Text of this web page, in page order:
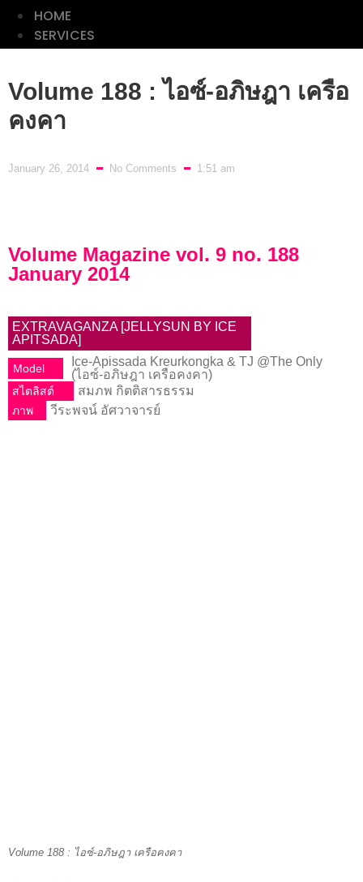
HOME
SERVICES
ลลนา
แกม
LIST
SERVICES
ลลนา
ดิฉัน
Volume 188 : ไอซ์-อภิษฎา เครือ
คงคา
January 26, 2014 No Comments 1:51 am
Volume Magazine vol. 9 no. 188
January 2014
EXTRAVAGANZA [JELLYSUN BY ICE
APITSADA]
Model
Ice-Apissada Kreurkongka & TJ @The Only
(ไอซ์-อภิษฎา เครือคงคา)
สไตลิสต์ สมภพ กิตติสารธรรม
ภาพ วีระพจน์ อัศวาจารย์
Volume 188 : ไอซ์-อภิษฎา เครือคงคา